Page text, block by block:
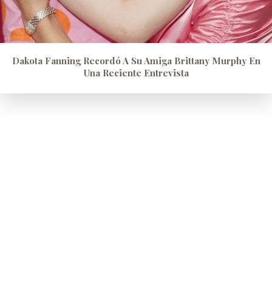
Dakota Fanning Recordó A Su Amiga Brittany Murphy En
Una Reciente Entrevista